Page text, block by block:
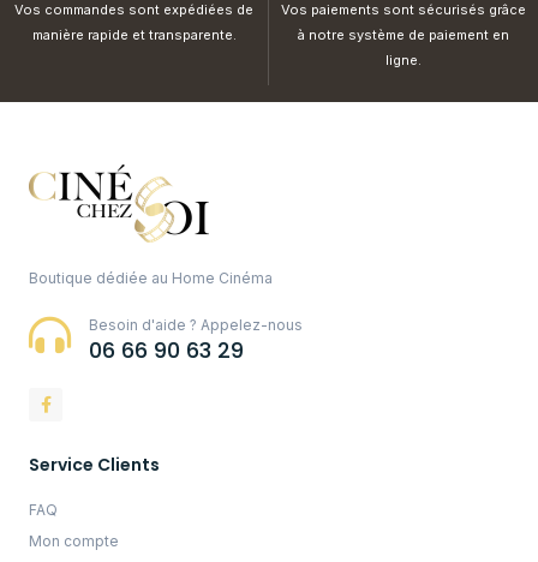
Vos commandes sont expédiées de
manière rapide et transparente.
Vos paiements sont sécurisés grâce
à notre système de paiement en
ligne.
Boutique dédiée au Home Cinéma
Besoin d'aide ? Appelez-nous
06 66 90 63 29
Service Clients
FAQ
Mon compte